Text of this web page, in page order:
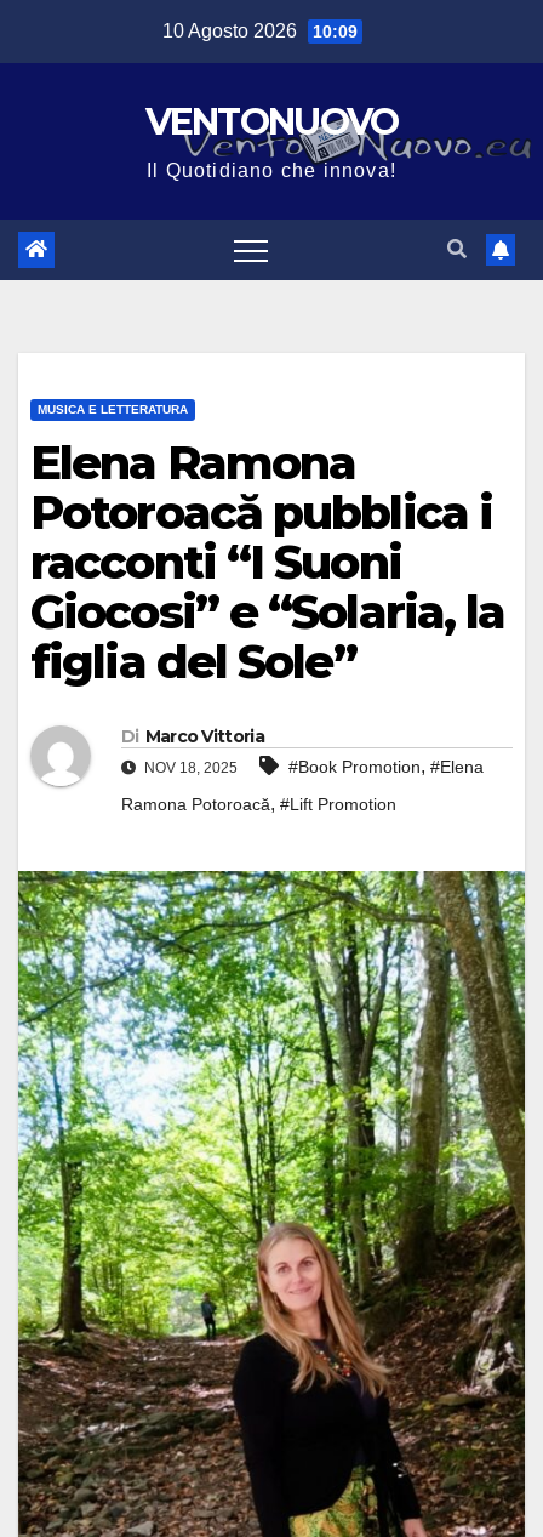
10 Agosto 2026 10:09
VENTONUOVO
Il Quotidiano che innova!
MUSICA E LETTERATURA
Elena Ramona
Potoroacă pubblica i
racconti “I Suoni
Giocosi” e “Solaria, la
figlia del Sole”
Di Marco Vittoria
NOV 18, 2025 #Book Promotion, #Elena
Ramona Potoroacă, #Lift Promotion